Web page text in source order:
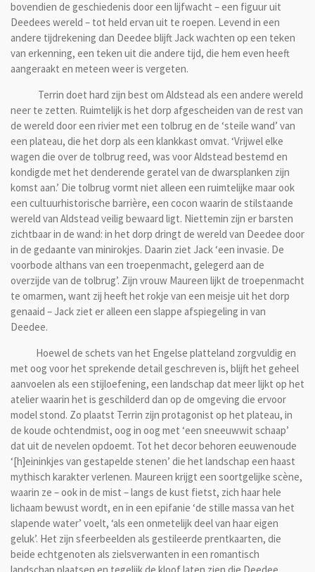
bovendien de geschiedenis door een lijfwacht – een figuur uit
Deedees wereld – tot held ervan uit te roepen. Levend in een
andere tijdrekening dan Deedee blijft Jack wachten op een teken
van erkenning, een teken uit die andere tijd, die hem even heeft
aangeraakt en meteen weer is vergeten.
Terrin doet hard zijn best om Aldstead als een andere wereld
neer te zetten. Ruimtelijk is het dorp afgescheiden van de rest van
de wereld door een rivier met een tolbrug en de ‘steile wand’ van
een plateau, die het dorp als een klankkast omvat. ‘Vrijwel elke
wagen die over de tolbrug reed, was voor Aldstead bestemd en
kondigde met het denderende geratel van de dwarsplanken zijn
komst aan.’ Die tolbrug vormt niet alleen een ruimtelijke maar ook
een cultuurhistorische barrière, een cocon waarin de stilstaande
wereld van Aldstead veilig bewaard ligt. Niettemin zijn er barsten
zichtbaar in de wand: in het dorp dringt de wereld van Deedee door
in de gedaante van minirokjes. Daarin ziet Jack ‘een invasie. De
voorbode althans van een troepenmacht, gelegerd aan de
overzijde van de tolbrug’. Zijn vrouw Maureen lijkt de troepenmacht
te omarmen, want zij heeft het rokje van een meisje uit het dorp
genaaid – Jack ziet er alleen een slappe afspiegeling in van
Deedee.
Hoewel de schets van het Engelse platteland zorgvuldig en
met oog voor het sprekende detail geschreven is, blijft het geheel
aanvoelen als een stijloefening, een landschap dat meer lijkt op het
atelier waarin het is geschilderd dan op de omgeving die ervoor
model stond. Zo plaatst Terrin zijn protagonist op het plateau, in
de koude ochtendmist, oog in oog met ‘een sneeuwwit schaap’
dat uit de nevelen opdoemt. Tot het decor behoren eeuwenoude
‘[h]eininkjes van gestapelde stenen’ die het landschap een haast
mythisch karakter verlenen. Maureen krijgt een soortgelijke scène,
waarin ze – ook in de mist – langs de kust fietst, zich haar hele
lichaam bewust wordt, en in een epifanie ‘de stille massa van het
slapende water’ voelt, ‘als een onmetelijk deel van haar eigen
geluk’. Het zijn sfeerbeelden als gestileerde prentkaarten, die
beide echtgenoten als zielsverwanten in een romantisch